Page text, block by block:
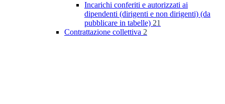
Incarichi conferiti e autorizzati ai
dipendenti (dirigenti e non dirigenti) (da
pubblicare in tabelle) 21
Contrattazione collettiva 2